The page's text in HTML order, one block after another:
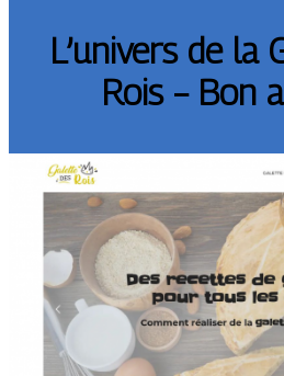
L’univers de la
Rois – Bon